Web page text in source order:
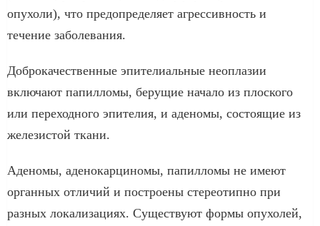
опухоли), что предопределяет агрессивность и
течение заболевания.
Доброкачественные эпителиальные неоплазии
включают папилломы, берущие начало из плоского
или переходного эпителия, и аденомы, состоящие из
железистой ткани.
Аденомы, аденокарциномы, папилломы не имеют
органных отличий и построены стереотипно при
разных локализациях. Существуют формы опухолей,